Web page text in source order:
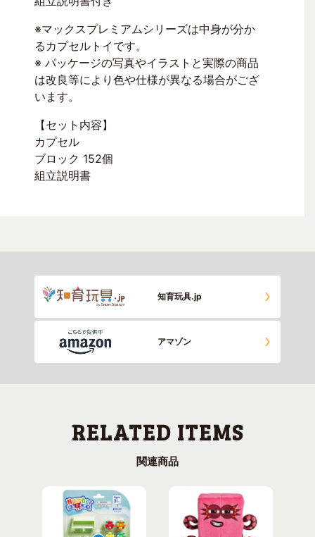
※マックスプレミアムシリーズは中身が分か
るカプセルトイです。
※ パッケージの写真やイラストと実際の商品
は改良等により色や仕様が異なる場合がござ
います。
【セット内容】
カプセル
ブロック 152個
組立説明書
知育玩具.jp
アマゾン
関連商品